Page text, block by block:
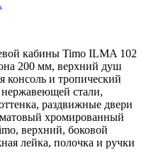
кабины Timo ILMA 102
200 мм, верхний душ
консоль и тропический
стали,
раздвижные двери
хромированный
верхний, боковой
лейка, полочка и ручки